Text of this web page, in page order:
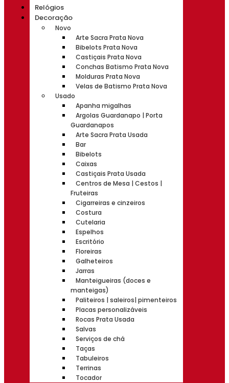
Relógios
Decoração
Novo
Arte Sacra Prata Nova
Bibelots Prata Nova
Castiçais Prata Nova
Conchas Batismo Prata Nova
Molduras Prata Nova
Velas de Batismo Prata Nova
Usado
Apanha migalhas
Argolas Guardanapo | Porta
Guardanapos
Arte Sacra Prata Usada
Bar
Bibelots
Caixas
Castiçais Prata Usada
Centros de Mesa | Cestos |
Fruteiras
Cigarreiras e cinzeiros
Costura
Cutelaria
Espelhos
Escritório
Floreiras
Galheteiros
Jarras
Manteigueiras (doces e
manteigas)
Paliteiros | saleiros| pimenteiros
Placas personalizáveis
Rocas Prata Usada
Salvas
Serviços de chá
Taças
Tabuleiros
Terrinas
Tocador